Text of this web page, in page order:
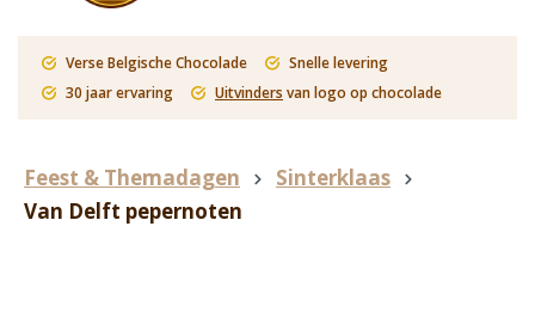
Verse Belgische Chocolade
Snelle levering
30 jaar ervaring
Uitvinders van logo op chocolade
Feest & Themadagen
Sinterklaas
Van Delft pepernoten